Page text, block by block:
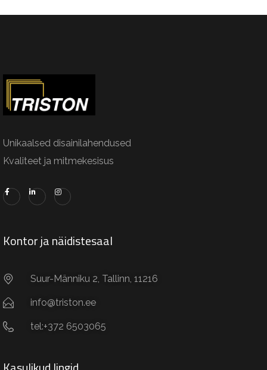
Unikaalsed disainilahendused
Kvaliteet ja mitmekesisus
Kontor ja näidistesaal
Suur-Männiku 2, Tallinn, 11216
info@triston.ee
tel:+372 6503065